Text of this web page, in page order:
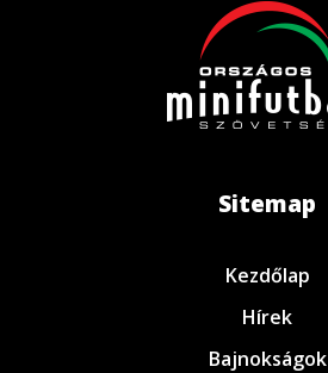
Sitemap
Kezdőlap
Hírek
Bajnokságok